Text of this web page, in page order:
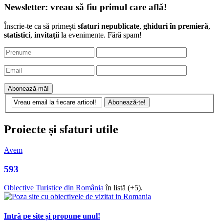
Newsletter: vreau să fiu primul care află!
Înscrie-te ca să primeștisfaturi nepublicate,
Proiecte și sfaturi utile
Obiective Turistice din Româniaîn listă (+5).